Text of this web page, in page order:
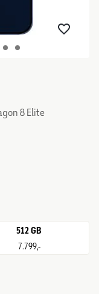
8 Elite
512 GB
7.799,-